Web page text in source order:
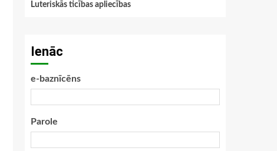
Luteriskās ticības apliecības
Ienāc
e-baznīcēns
Parole